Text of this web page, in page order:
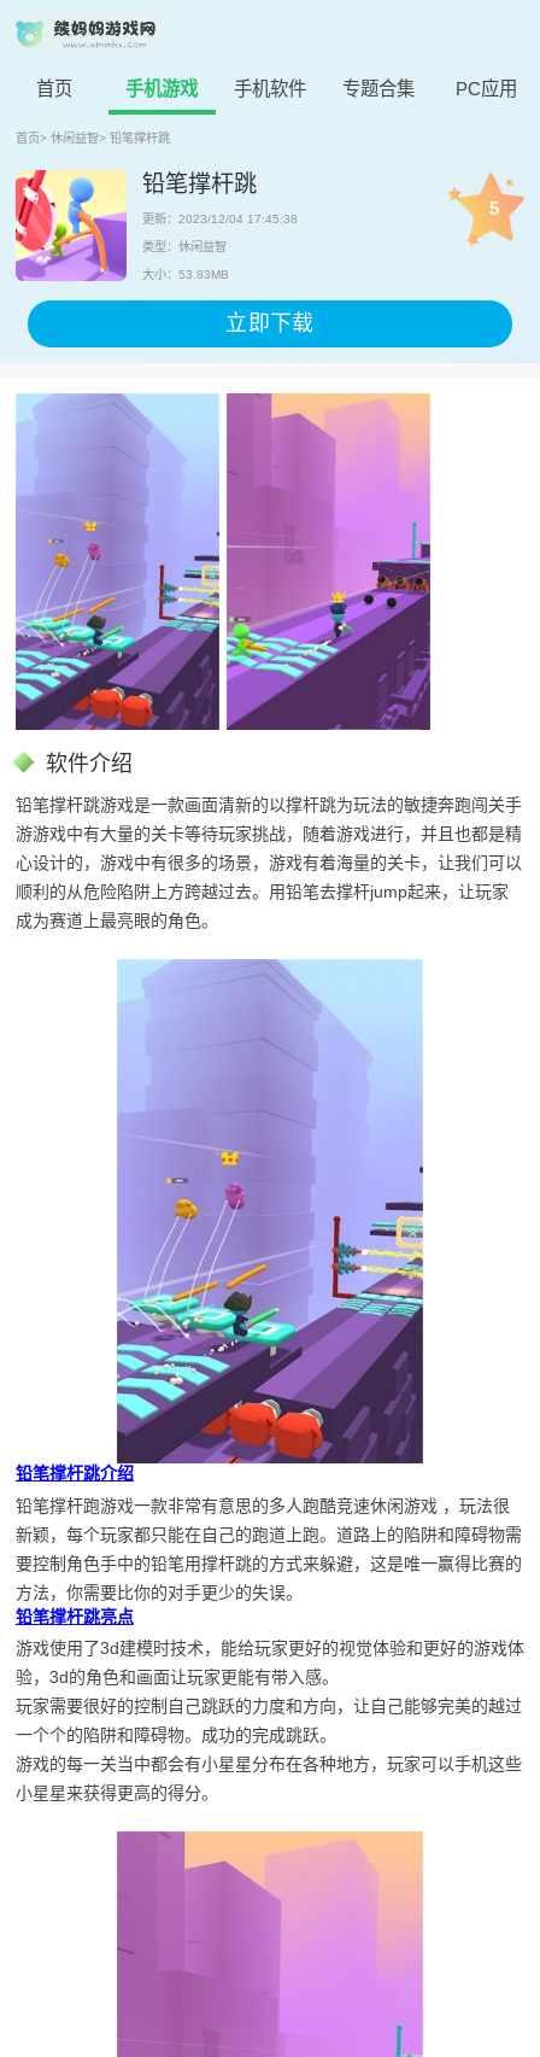
首页 手机游戏 手机软件 专题合集 PC应用
首页> 休闲益智> 铅笔撑杆跳
铅笔撑杆跳
更新：2023/12/04 17:45:38
类型：休闲益智
大小：53.83MB
5
立即下载
软件介绍
铅笔撑杆跳游戏是一款画面清新的以撑杆跳为玩法的敏捷奔跑闯关手
游游戏中有大量的关卡等待玩家挑战，随着游戏进行，并且也都是精
心设计的，游戏中有很多的场景，游戏有着海量的关卡，让我们可以
顺利的从危险陷阱上方跨越过去。用铅笔去撑杆jump起来，让玩家
成为赛道上最亮眼的角色。
铅笔撑杆跳介绍
铅笔撑杆跑游戏一款非常有意思的多人跑酷竞速休闲游戏 ，玩法很
新颖，每个玩家都只能在自己的跑道上跑。道路上的陷阱和障碍物需
要控制角色手中的铅笔用撑杆跳的方式来躲避，这是唯一赢得比赛的
方法，你需要比你的对手更少的失误。
铅笔撑杆跳亮点
游戏使用了3d建模时技术，能给玩家更好的视觉体验和更好的游戏体
验，3d的角色和画面让玩家更能有带入感。
玩家需要很好的控制自己跳跃的力度和方向，让自己能够完美的越过
一个个的陷阱和障碍物。成功的完成跳跃。
游戏的每一关当中都会有小星星分布在各种地方，玩家可以手机这些
小星星来获得更高的得分。